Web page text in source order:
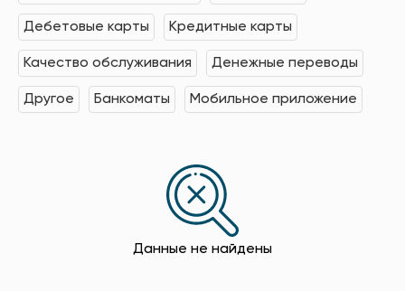
Дебетовые карты Кредитные карты
Качество обслуживания Денежные переводы
Другое Банкоматы Мобильное приложение
Данные не найдены